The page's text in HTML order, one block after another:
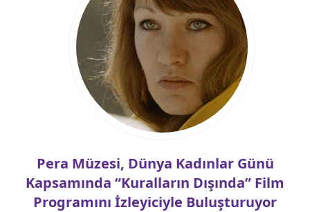
Pera Müzesi, Dünya Kadınlar Günü
Kapsamında “Kuralların Dışında” Film
Programını İzleyiciyle Buluşturuyor